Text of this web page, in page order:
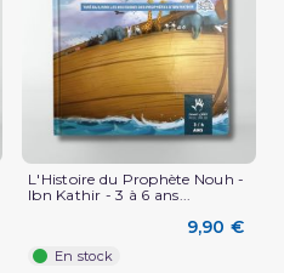
L'Histoire du Prophète Nouh -
Ibn Kathir - 3 à 6 ans...
9,90 €
En stock